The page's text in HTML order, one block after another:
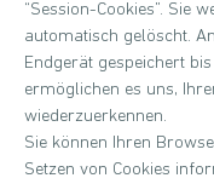
“Session-Cookies”. Sie
automatisch gelöscht.
Endgerät gespeichert
ermöglichen es uns,
wiederzuerkennen.
Sie können Ihren
Setzen von Cookies